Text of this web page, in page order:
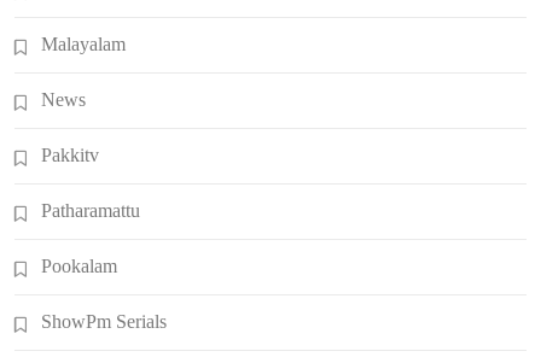
Malayalam
News
Pakkitv
Patharamattu
Pookalam
ShowPm Serials